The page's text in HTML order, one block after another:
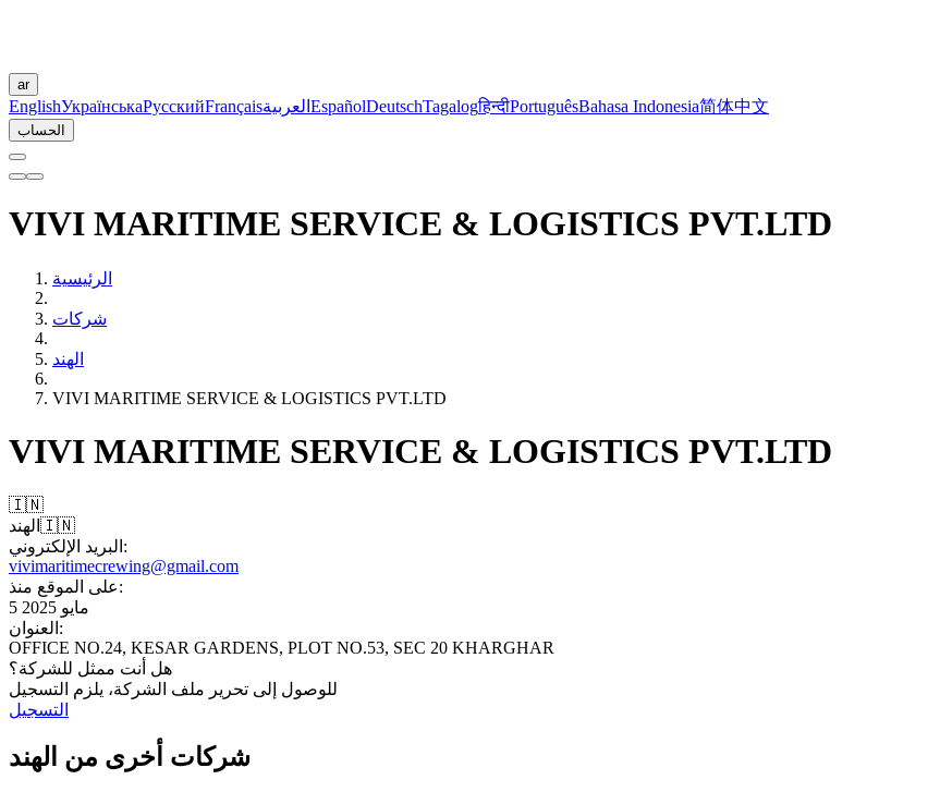
ar
EnglishУкраїнськаРусскийFrançaisالعربية EspañolDeutschTagalogहिन्दीPortuguêsBahasa Indonesia简体中文
الحساب
VIVI MARITIME SERVICE & LOGISTICS PVT.LTD
الرئيسية
شركات
الهند
VIVI MARITIME SERVICE & LOGISTICS PVT.LTD
VIVI MARITIME SERVICE & LOGISTICS PVT.LTD
🇮🇳
الهند 🇮🇳
البريد الإلكتروني:
vivimaritimecrewing@gmail.com
على الموقع منذ:
5 مايو 2025
العنوان:
OFFICE NO.24, KESAR GARDENS, PLOT NO.53, SEC 20 KHARGHAR
هل أنت ممثل للشركة؟
للوصول إلى تحرير ملف الشركة، يلزم التسجيل
التسجيل
شركات أخرى من الهند